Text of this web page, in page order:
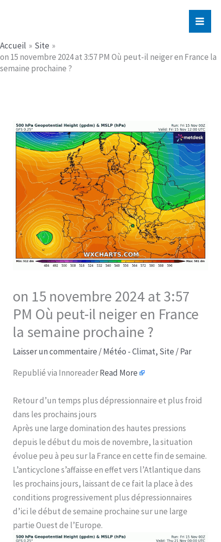
Accueil
Site
on 15 novembre 2024 at 3:57 PM Où peut-il neiger en France la
semaine prochaine ?
on 15 novembre 2024 at 3:57
PM Où peut-il neiger en France
la semaine prochaine ?
Laisser un commentaire/Météo - Climat, Site/ Par
Republié via InnoreaderRead More
Retour d’un temps plus dépressionnaire et plus froid
dans les prochains jours
Après une large domination des hautes pressions
depuis le début du mois de novembre, la situation
évolue peu à peu sur la France en cette fin de semaine.
L’anticyclone s’affaisse en effet vers l’Atlantique dans
les prochains jours, laissant de ce fait la place à des
conditions progressivement plus dépressionnaires
d’ici le début de semaine prochaine sur une large
partie Ouest de l’Europe.